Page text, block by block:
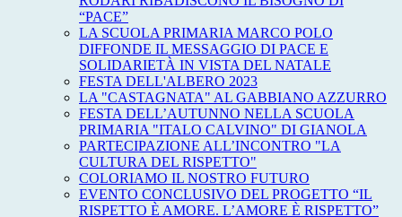
“PACE”
LA SCUOLA PRIMARIA MARCO POLO
DIFFONDE IL MESSAGGIO DI PACE E
SOLIDARIETÀ IN VISTA DEL NATALE
FESTA DELL'ALBERO 2023
LA "CASTAGNATA" AL GABBIANO AZZURRO
FESTA DELL’AUTUNNO NELLA SCUOLA
PRIMARIA "ITALO CALVINO" DI GIANOLA
PARTECIPAZIONE ALL’INCONTRO "LA
CULTURA DEL RISPETTO"
COLORIAMO IL NOSTRO FUTURO
EVENTO CONCLUSIVO DEL PROGETTO “IL
RISPETTO È AMORE. L’AMORE È RISPETTO”